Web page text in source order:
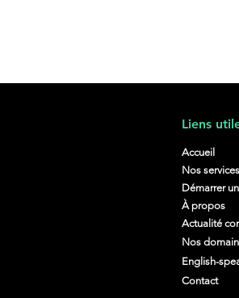
Congé de maternité des
indépendantes : plus de
repos ou plus de titres-
Liens
Accueil
Nos services
Démarrer
À propos
Actualité
Nos
English-
Contact